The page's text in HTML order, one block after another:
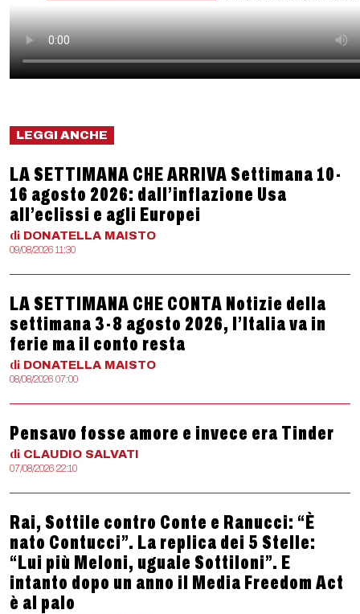
LEGGI ANCHE
LA SETTIMANA CHE ARRIVA Settimana 10-
16 agosto 2026: dall’inflazione Usa
all’eclissi e agli Europei
di DONATELLA MAISTO
09/08/2026 11:30
LA SETTIMANA CHE CONTA Notizie della
settimana 3-8 agosto 2026, l’Italia va in
ferie ma il conto resta
di DONATELLA MAISTO
08/08/2026 07:00
Pensavo fosse amore e invece era Tinder
di CLAUDIO SALVATI
07/08/2026 22:10
Rai, Sottile contro Conte e Ranucci: “È
nato Contucci”. La replica dei 5 Stelle:
“Lui più Meloni, uguale Sottiloni”. E
intanto dopo un anno il Media Freedom Act
è al palo